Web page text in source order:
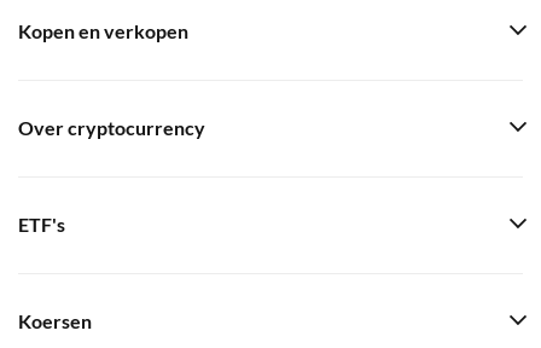
Kopen en verkopen
Over cryptocurrency
ETF's
Koersen